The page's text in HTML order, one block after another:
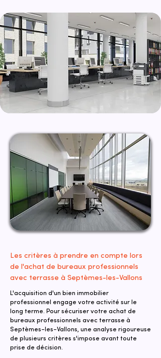
Les critères à prendre en compte lors
de l'achat de bureaux professionnels
avec terrasse à Septèmes-les-Vallons
L'acquisition d'un bien immobilier
professionnel engage votre activité sur le
long terme. Pour sécuriser votre achat de
bureaux professionnels avec terrasse à
Septèmes-les-Vallons, une analyse rigoureuse
de plusieurs critères s'impose avant toute
prise de décision.